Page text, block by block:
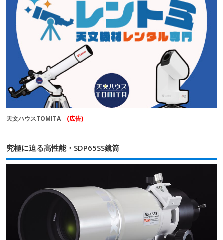
天文ハウスTOMITA (広告)
究極に迫る高性能・SDP65SS鏡筒